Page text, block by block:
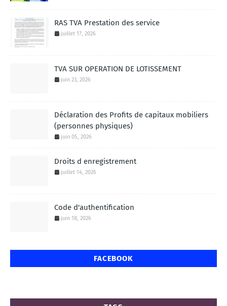
RAS TVA Prestation des service
juillet 17, 2026
TVA SUR OPERATION DE LOTISSEMENT
juin 23, 2026
Déclaration des Profits de capitaux mobiliers
(personnes physiques)
juin 05, 2026
Droits d enregistrement
juillet 14, 2026
Code d'authentification
juin 18, 2026
FACEBOOK